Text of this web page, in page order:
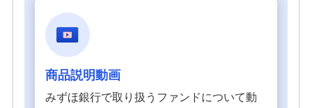
商品説明動画
みずほ銀行で取り扱うファンドについて動